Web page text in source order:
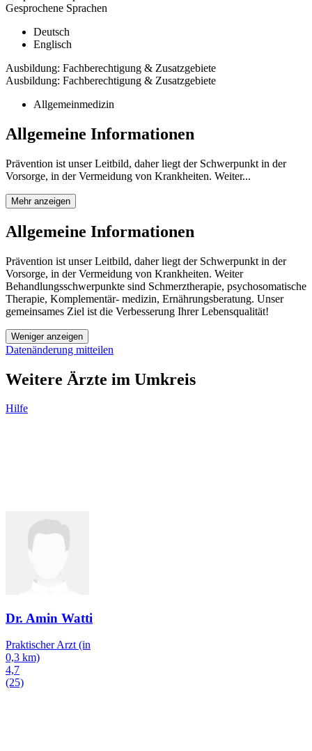
Gesprochene Sprachen
Deutsch
Englisch
Ausbildung: Fachberechtigung & Zusatzgebiete
Ausbildung: Fachberechtigung & Zusatzgebiete
Allgemeinmedizin
Allgemeine Informationen
Prävention ist unser Leitbild, daher liegt der Schwerpunkt in der
Vorsorge, in der Vermeidung von Krankheiten. Weiter...
Mehr anzeigen
Allgemeine Informationen
Prävention ist unser Leitbild, daher liegt der Schwerpunkt in der
Vorsorge, in der Vermeidung von Krankheiten. Weiter
Behandlungsschwerpunkte sind Schmerztherapie, psychosomatische
Therapie, Komplementär- medizin, Ernährungsberatung. Unser
gemeinsames Ziel ist die Verbesserung Ihrer Lebensqualität!
Weniger anzeigen
Datenänderung mitteilen
Weitere Ärzte im Umkreis
Hilfe
Dr. Amin Watti
Praktischer Arzt (in
0,3 km)
4,7
(25)